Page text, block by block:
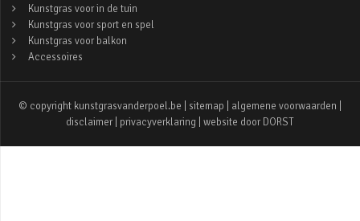
Kunstgras voor in de tuin
Kunstgras voor sport en spel
Kunstgras voor balkon
Accessoires
© copyright kunstgrasvanderpoel.be | sitemap algemene voorwaarden
disclaimer
privacyverklaring | website door DORST